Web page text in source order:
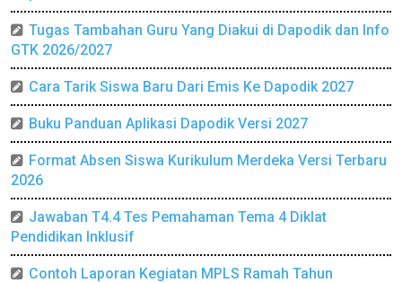
Tugas Tambahan Guru Yang Diakui di Dapodik dan Info
GTK 2026/2027
Cara Tarik Siswa Baru Dari Emis Ke Dapodik 2027
Buku Panduan Aplikasi Dapodik Versi 2027
Format Absen Siswa Kurikulum Merdeka Versi Terbaru
2026
Jawaban T4.4 Tes Pemahaman Tema 4 Diklat
Pendidikan Inklusif
Contoh Laporan Kegiatan MPLS Ramah Tahun